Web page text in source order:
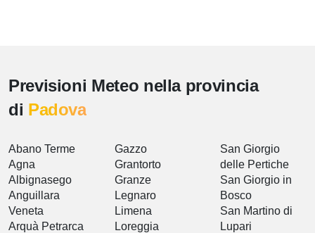
Previsioni Meteo nella provincia
di Padova
Abano Terme
Agna
Albignasego
Anguillara
Veneta
Arquà Petrarca
Gazzo
Grantorto
Granze
Legnaro
Limena
Loreggia
San Giorgio
delle Pertiche
San Giorgio in
Bosco
San Martino di
Lupari